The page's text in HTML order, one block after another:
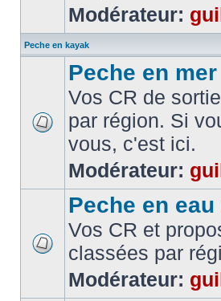
Modérateur:
Peche en kayak
Peche en mer
Vos CR de
par région. Si
vous, c'est ici.
Modérateur:
Peche en
Vos CR et
classées par
Modérateur: